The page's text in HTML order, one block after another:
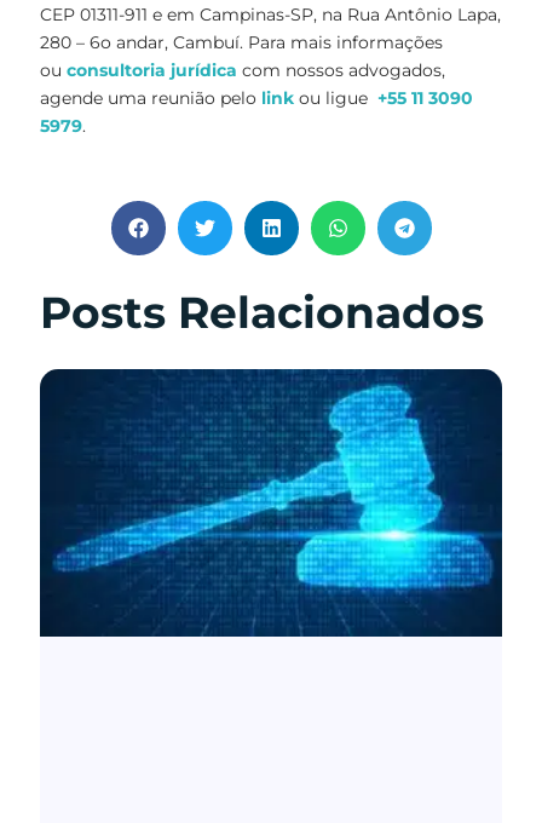
CEP 01311-911 e em Campinas-SP, na Rua Antônio Lapa,
280 – 6o andar, Cambuí. Para mais informações
ou consultoria jurídica com nossos advogados,
agende uma reunião pelo link ou ligue +55 11 3090
5979.
Posts Relacionados